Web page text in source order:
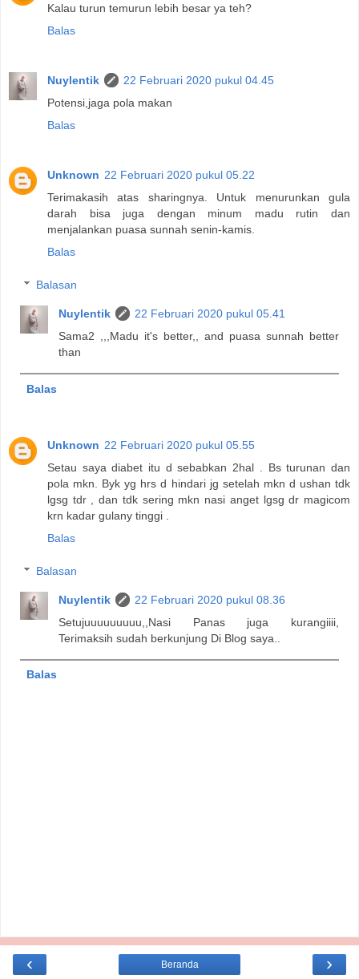
Kalau turun temurun lebih besar ya teh?
Balas
Nuylentik
22 Februari 2020 pukul 04.45
Potensi,jaga pola makan
Balas
Unknown 22 Februari 2020 pukul 05.22
Terimakasih atas sharingnya. Untuk menurunkan gula
darah bisa juga dengan minum madu rutin dan
menjalankan puasa sunnah senin-kamis.
Balas
Balasan
Nuylentik
22 Februari 2020 pukul 05.41
Sama2 ,,,Madu it's better,, and puasa sunnah better
than
Balas
Unknown 22 Februari 2020 pukul 05.55
Setau saya diabet itu d sebabkan 2hal . Bs turunan dan
pola mkn. Byk yg hrs d hindari jg setelah mkn d ushan tdk
lgsg tdr , dan tdk sering mkn nasi anget lgsg dr magicom
krn kadar gulany tinggi .
Balas
Balasan
Nuylentik
22 Februari 2020 pukul 08.36
Setujuuuuuuuuu,,Nasi Panas juga kurangiiii,
Terimaksih sudah berkunjung Di Blog saya..
Balas
‹ ›
Beranda